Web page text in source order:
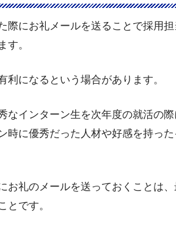
際にお礼メールを送ることで採用
す。
になるという場合があります。
なインターン生を次年度の就活の
時に優秀だった人材や好感を持っ
お礼のメールを送っておくことは
とです。